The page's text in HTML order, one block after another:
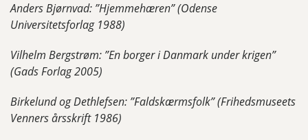
Anders Bjørnvad: ”Hjemmehæren” (Odense
Universitetsforlag 1988)
Vilhelm Bergstrøm: ”En borger i Danmark under krigen”
(Gads Forlag 2005)
Birkelund og Dethlefsen: ”Faldskærmsfolk” (Frihedsmuseets
Venners årsskrift 1986)